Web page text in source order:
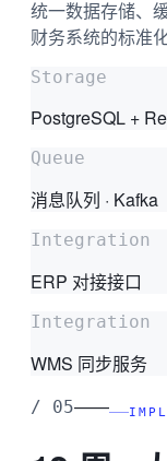
统一数据存储、
财务系统的标准
Storage
PostgreSQL +
Queue
消息队列 · Kafka
Integration
ERP 对接接口
Integration
WMS 同步服务
/ 05——